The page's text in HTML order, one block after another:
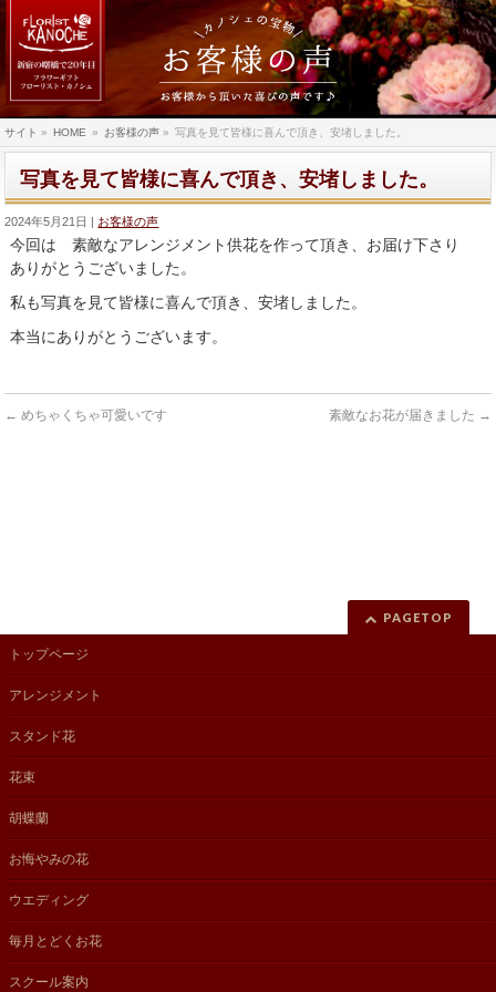
サイト » HOME » お客様の声 » 写真を見て皆様に喜んで頂き、安堵しました。
写真を見て皆様に喜んで頂き、安堵しました。
2024年5月21日 お客様の声
今回は 素敵なアレンジメント供花を作って頂き、お届け下さり
ありがとうございました。
私も写真を見て皆様に喜んで頂き、安堵しました。
本当にありがとうございます。
← めちゃくちゃ可愛いです 素敵なお花が届きました →
PAGETOP
トップページ
アレンジメント
スタンド花
花束
胡蝶蘭
お悔やみの花
ウエディング
毎月とどくお花
スクール案内